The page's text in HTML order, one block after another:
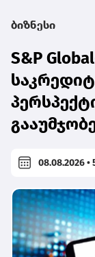
ბიზნესი
S&P
08.08.2026 •